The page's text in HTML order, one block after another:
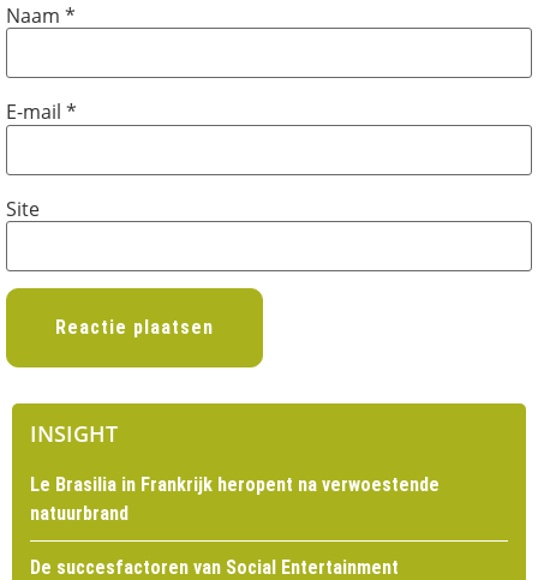
Naam *
E-mail *
Site
INSIGHT
Le Brasilia in Frankrijk heropent na verwoestende
natuurbrand
De succesfactoren van Social Entertainment